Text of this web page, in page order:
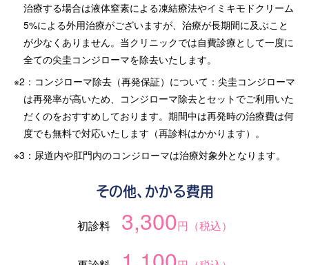
治療する場合は液体窒素による凍結療法やイミキモドクリーム
5%による外用治療がございますが、治療が長期間に及ぶこと
が少なくありません。当クリニックでは自費診療として一度に
全ての尖圭コンジローマを除去いたします。
※2：コンジローマ除去（再発保証）について：尖圭コンジローマ
は再発率が高いため、コンジローマ除去とセットでご利用いた
だくのをおすすめしております。期間中は再発時の治療費は何
度でも無料で対応いたします（再診料はかかります）。
※3：尿道内や肛門内のコンジローマは治療対象外となります。
その他、かかる費用
初診料 3,300円（税込）